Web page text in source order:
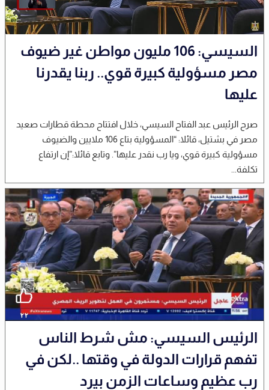
السيسي: 106 مليون مواطن غير ضيوف
مصر مسؤولية كبيرة قوي.. ربنا يقدرنا
عليها
صرح الرئيس عبد الفتاح السيسي، خلال افتتاح محطة قطارات صعيد
مصر في بشتيل، قائلا: “المسؤولية بتاع 106 ملايين والضيوف
مسؤولية كبيرة قوي، ويا رب نقدر عليها”. وتابع قائلا:”إن ارتفاع
تكلفة...
الرئيس السيسي: مش شرط الناس
تفهم قرارات الدولة في وقتها ..لكن في
رب عظيم وساعات الزمن بيرد